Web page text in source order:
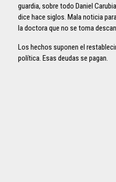
guardia, sobre todo Daniel
dice hace siglos. Mala noticia
la doctora que no se toma
Los hechos suponen el
política. Esas deudas se pagan.